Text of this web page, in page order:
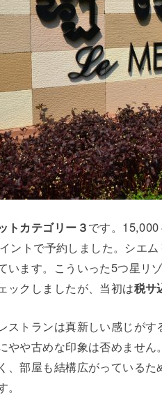
トカテゴリー３です。
ントで予約しました。シエ
います。こういった5つ星リ
ックしましたが、当初は税サ
ストランは真新しい感じが
やや古めな印象は否めませ
、部屋も結構広がっている
。